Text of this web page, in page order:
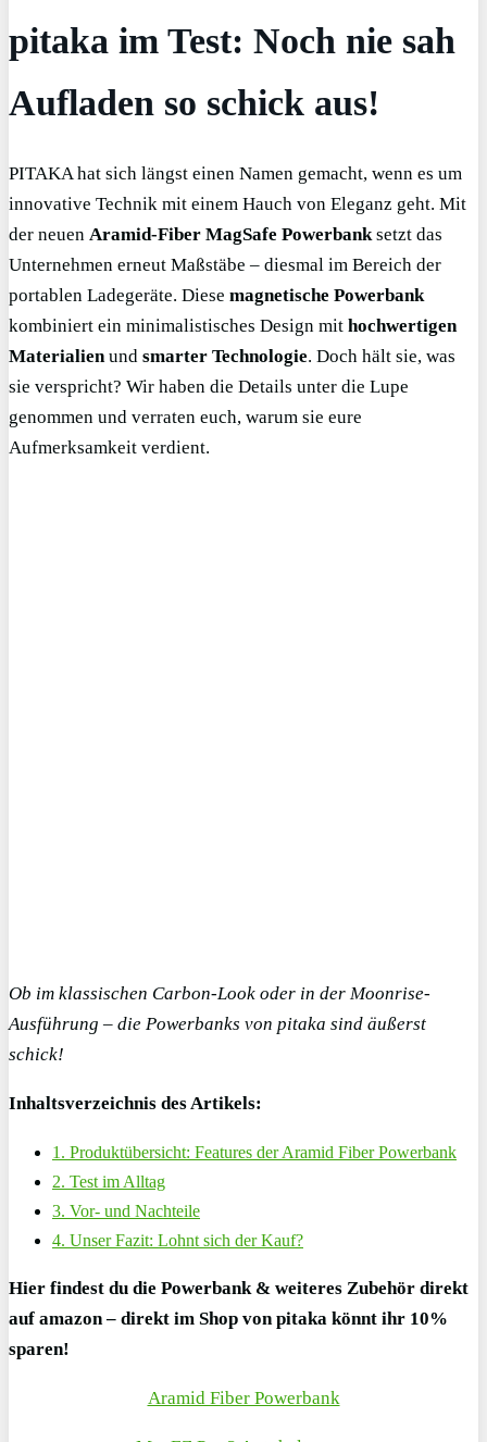
pitaka im Test: Noch nie sah
Aufladen so schick aus!
PITAKA hat sich längst einen Namen gemacht, wenn es um
innovative Technik mit einem Hauch von Eleganz geht. Mit
der neuen Aramid-Fiber MagSafe Powerbank setzt das
Unternehmen erneut Maßstäbe – diesmal im Bereich der
portablen Ladegeräte. Diese magnetische Powerbank
kombiniert ein minimalistisches Design mit hochwertigen
Materialien und smarter Technologie. Doch hält sie, was
sie verspricht? Wir haben die Details unter die Lupe
genommen und verraten euch, warum sie eure
Aufmerksamkeit verdient.
Ob im klassischen Carbon-Look oder in der Moonrise-
Ausführung – die Powerbanks von pitaka sind äußerst
schick!
Inhaltsverzeichnis des Artikels:
1. Produktübersicht: Features der Aramid Fiber Powerbank
2. Test im Alltag
3. Vor- und Nachteile
4. Unser Fazit: Lohnt sich der Kauf?
Hier findest du die Powerbank & weiteres Zubehör direkt
auf amazon – direkt im Shop von pitaka könnt ihr 10%
sparen!
Aramid Fiber Powerbank